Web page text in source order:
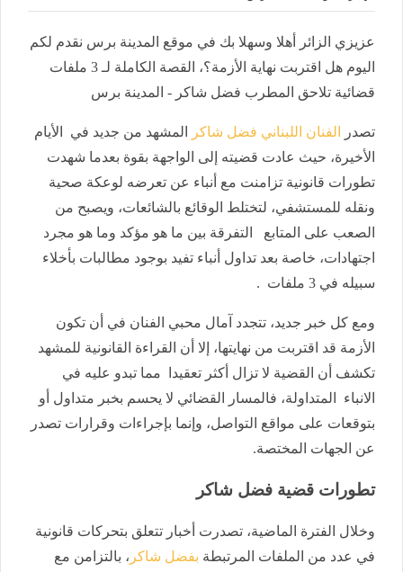
عزيزي الزائر أهلا وسهلا بك في موقع المدينة برس نقدم لكم
اليوم هل اقتربت نهاية الأزمة؟، القصة الكاملة لـ 3 ملفات
قضائية تلاحق المطرب فضل شاكر - المدينة برس
تصدر الفنان اللبناني فضل شاكر
المشهد من جديد في الأيام
الأخيرة، حيث عادت قضيته إلى الواجهة بقوة بعدما شهدت
تطورات قانونية تزامنت مع أنباء عن تعرضه لوعكة صحية
ونقله للمستشفي، لتختلط الوقائع بالشائعات، ويصبح من
الصعب على المتابع التفرقة بين ما هو مؤكد وما هو مجرد
اجتهادات، خاصة بعد تداول أنباء تفيد بوجود مطالبات بأخلاء
سبيله في 3 ملفات .
ومع كل خبر جديد، تتجدد آمال محبي الفنان في أن تكون
الأزمة قد اقتربت من نهايتها، إلا أن القراءة القانونية للمشهد
تكشف أن القضية لا تزال أكثر تعقيدا مما تبدو عليه في
الانباء المتداولة، فالمسار القضائي لا يحسم بخبر متداول أو
بتوقعات على مواقع التواصل، وإنما بإجراءات وقرارات تصدر
عن الجهات المختصة.
تطورات قضية فضل شاكر
وخلال الفترة الماضية، تصدرت أخبار تتعلق بتحركات قانونية
في عدد من الملفات المرتبطة بفضل شاكر ، بالتزامن مع